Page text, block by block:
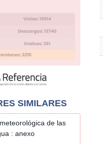
SIMILARES
de las
: anexo